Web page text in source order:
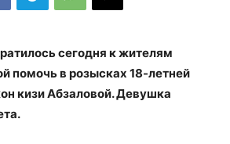
сегодня к жителям
помочь в розысках 18-летней
кизи Абзаловой. Девушка